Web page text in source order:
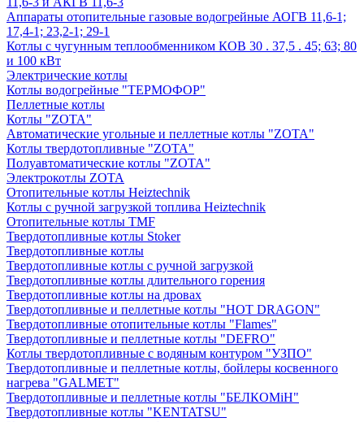
Аппараты отопительные газовые водогрейные АОГВ 11,6-1;
17,4-1; 23,2-1; 29-1
Котлы с чугунным теплообменником КОВ 30 . 37,5 . 45; 63; 80
и 100 кВт
Электрические котлы
Котлы водогрейные "ТЕРМОФОР"
Пеллетные котлы
Котлы "ZOTA"
Автоматические угольные и пеллетные котлы "ZOTA"
Котлы твердотопливные "ZOTA"
Полуавтоматические котлы "ZOTA"
Электрокотлы ZOTA
Отопительные котлы Heiztechnik
Котлы с ручной загрузкой топлива Heiztechnik
Отопительные котлы TMF
Твердотопливные котлы Stoker
Твердотопливные котлы
Твердотопливные котлы с ручной загрузкой
Твердотопливные котлы длительного горения
Твердотопливные котлы на дровах
Твердотопливные и пеллетные котлы "HOT DRAGON"
Твердотопливные отопительные котлы "Flames"
Твердотопливные и пеллетные котлы "DEFRO"
Котлы твердотопливные с водяным контуром "УЗПО"
Твердотопливные и пеллетные котлы, бойлеры косвенного
нагрева "GALMET"
Твердотопливные и пеллетные котлы "БЕЛКОМiН"
Твердотопливные котлы "KENTATSU"